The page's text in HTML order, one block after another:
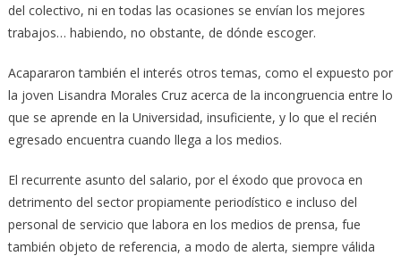
del colectivo, ni en todas las ocasiones se envían los mejores
trabajos… habiendo, no obstante, de dónde escoger.
Acapararon también el interés otros temas, como el expuesto por
la joven Lisandra Morales Cruz acerca de la incongruencia entre lo
que se aprende en la Universidad, insuficiente, y lo que el recién
egresado encuentra cuando llega a los medios.
El recurrente asunto del salario, por el éxodo que provoca en
detrimento del sector propiamente periodístico e incluso del
personal de servicio que labora en los medios de prensa, fue
también objeto de referencia, a modo de alerta, siempre válida